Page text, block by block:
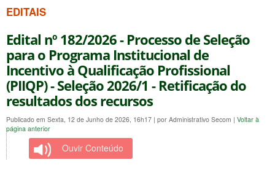
EDITAIS
Edital nº 182/2026 - Processo de Seleção
para o Programa Institucional de
Incentivo à Qualificação Profissional
(PIIQP) - Seleção 2026/1 - Retificação do
resultados dos recursos
Publicado em Sexta, 12 de Junho de 2026, 16h17 | por Administrativo Secom | Voltar à
página anterior
Ouvir Conteúdo